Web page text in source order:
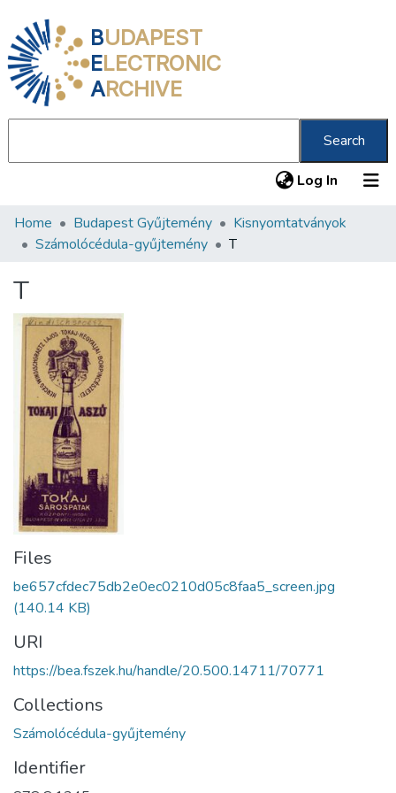
BUDAPEST
ELECTRONIC
ARCHIVE
Search
Log In (current)
Communities & Collections
Statistics
About us
Home Budapest Gyűjtemény
Kisnyomtatványok
Számolócédula-gyűjtemény
T
T
Files
be657cfdec75db2e0ec0210d05c8faa5_screen.jpg
(140.14 KB)
URI
https://bea.fszek.hu/handle/20.500.14711/70771
Collections
Számolócédula-gyűjtemény
Identifier